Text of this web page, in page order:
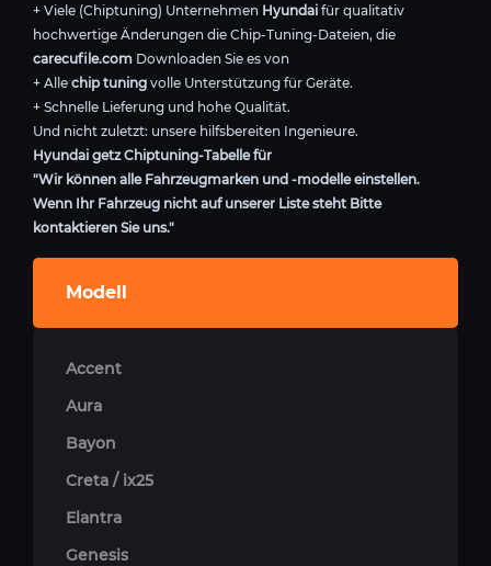
+ Viele (Chiptuning) Unternehmen Hyundai für qualitativ
hochwertige Änderungen die Chip-Tuning-Dateien, die
carecufile.com Downloaden Sie es von
+ Alle chip tuning volle Unterstützung für Geräte.
+ Schnelle Lieferung und hohe Qualität.
Und nicht zuletzt: unsere hilfsbereiten Ingenieure.
Hyundai getz Chiptuning-Tabelle für
"Wir können alle Fahrzeugmarken und -modelle einstellen.
Wenn Ihr Fahrzeug nicht auf unserer Liste steht Bitte
kontaktieren Sie uns."
Modell
Accent
Aura
Bayon
Creta / ix25
Elantra
Genesis